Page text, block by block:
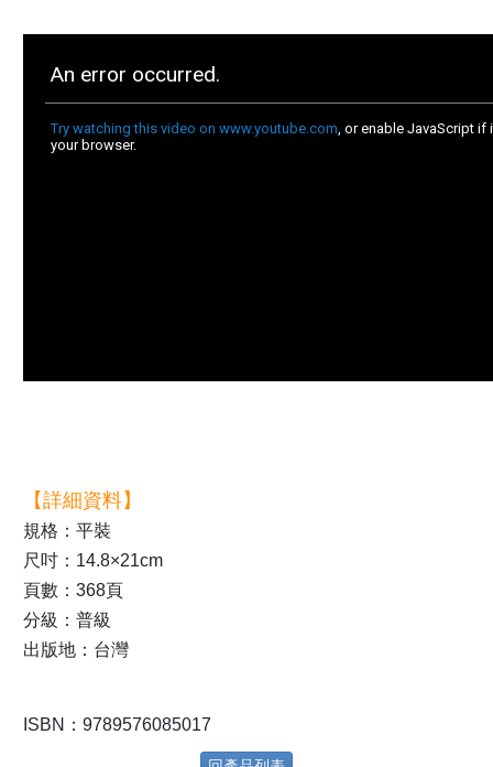
【詳細資料】
規格：平裝
尺吋：14.8×21cm
頁數：368頁
分級：普級
出版地：台灣
ISBN：9789576085017